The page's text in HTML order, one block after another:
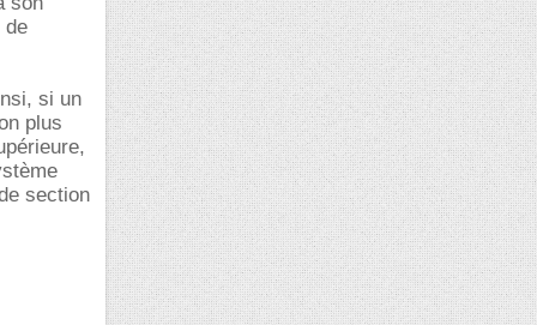
de
si un
plus
section